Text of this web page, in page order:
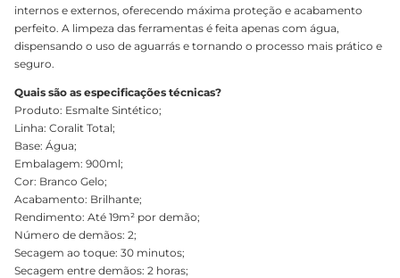
internos e externos, oferecendo máxima proteção e acabamento
perfeito. A limpeza das ferramentas é feita apenas com água,
dispensando o uso de aguarrás e tornando o processo mais prático e
seguro.
Quais são as especificações técnicas?
Produto: Esmalte Sintético;
Linha: Coralit Total;
Base: Água;
Embalagem: 900ml;
Cor: Branco Gelo;
Acabamento: Brilhante;
Rendimento: Até 19m² por demão;
Número de demãos: 2;
Secagem ao toque: 30 minutos;
Secagem entre demãos: 2 horas;